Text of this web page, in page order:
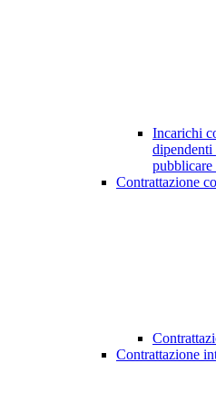
Incarichi
Contrattazione
Contrattazione